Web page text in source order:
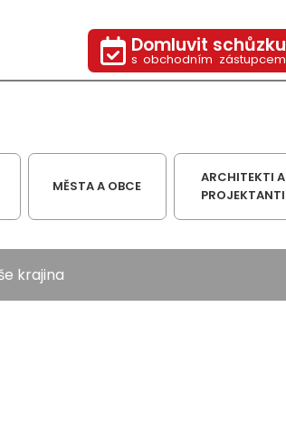
Domluvit schůzku
s obchodním zástupcem
MĚSTA A OBCE
ARCHITEKTI A
PROJEKTANTI
krajina